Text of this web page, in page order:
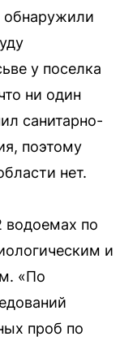
обнаружили
у поселка
ни один
санитарно-
поэтому
нет.
водоемах по
и
«По
проб по